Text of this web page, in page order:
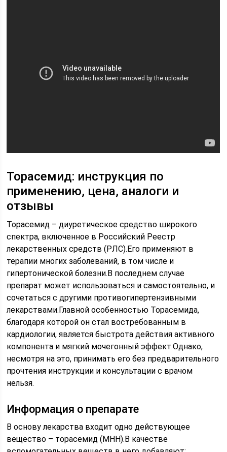
Торасемид: инструкция по
применению, цена, аналоги и
отзывы
Торасемид – диуретическое средство широкого
спектра, включенное в Российский Реестр
лекарственных средств (РЛС).Его применяют в
терапии многих заболеваний, в том числе и
гипертонической болезни.В последнем случае
препарат может использоваться и самостоятельно, и
сочетаться с другими противогипертензивными
лекарствами.Главной особенностью Торасемида,
благодаря которой он стал востребованным в
кардиологии, является быстрота действия активного
компонента и мягкий мочегонный эффект.Однако,
несмотря на это, принимать его без предварительного
прочтения инструкции и консультации с врачом
нельзя.
Информация о препарате
В основу лекарства входит одно действующее
вещество – торасемид (МНН).В качестве